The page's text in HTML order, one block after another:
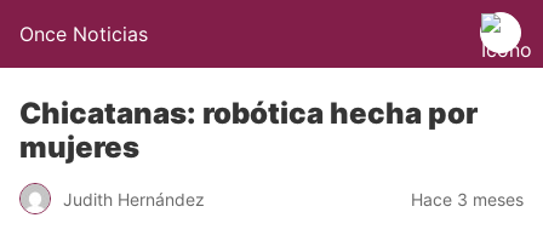
Once Noticias
Chicatanas: robótica hecha por
mujeres
Judith Hernández Hace 3 meses